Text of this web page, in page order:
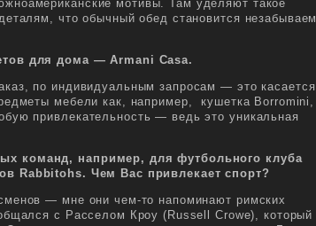
мотивы. Там уделяют такое
что обычный обед становится
для дома — Armani Casa.
по индивидуальным запросам — это
мебели как, например, кушетка Borromini,
привлекательность — ведь это уникальная
команд, например, для футбольного клуба
Rabbitohs. Чем Вас привлекает спорт?
— мне они чем-то напоминают римских
с Расселом Кроу (Russell Crowe), который